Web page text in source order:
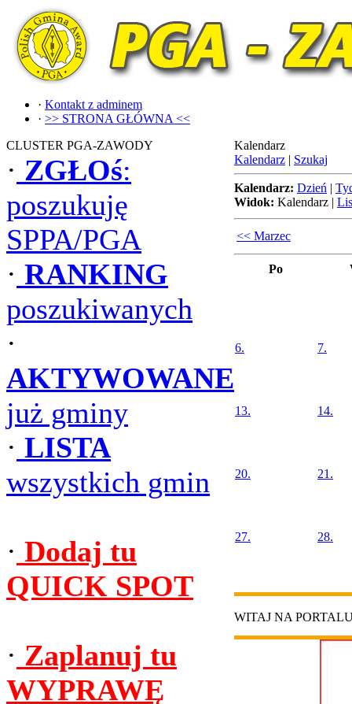
· Kontakt z adminem
· >> STRONA GŁÓWNA <<
CLUSTER PGA-ZAWODY
· ZGŁOś:
poszukuję
SPPA/PGA
· RANKING
poszukiwanych
·
AKTYWOWANE
już gminy
· LISTA
wszystkich gmin
· Dodaj tu
QUICK SPOT
· Zaplanuj tu
WYPRAWĘ
Kalendarz
Kalendarz | Szukaj
Kalendarz: Dzień |
Widok: Kalendarz |
<< Marzec
Po
6. 7.
13. 14.
20. 21.
27. 28.
WITAJ NA